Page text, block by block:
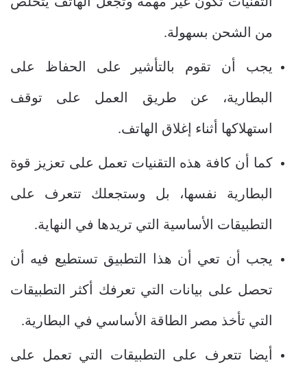
من الشحن بسهولة.
يجب أن تقوم بالتأشير على الحفاظ على
البطارية، عن طريق العمل على توقف
استهلاكها أثناء إغلاق الهاتف.
كما أن كافة هذه التقنيات تعمل على تعزيز قوة
البطارية نفسها، بل وستجعلك تتعرف على
التطبيقات الأساسية التي تريدها في النهاية.
يجب أن تعي أن هذا التطبيق تستطيع فيه أن
تحصل على بيانات التي تعرفك أكثر التطبيقات
التي تأخذ مصر الطاقة الأساسي في البطارية.
أيضا تتعرف على التطبيقات التي تعمل على